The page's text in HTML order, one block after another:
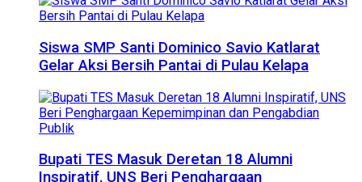
Siswa SMP Santi Dominico Savio Katlarat
Gelar Aksi Bersih Pantai di Pulau Kelapa
Bupati TES Masuk Deretan 18 Alumni
Inspiratif, UNS Beri Penghargaan